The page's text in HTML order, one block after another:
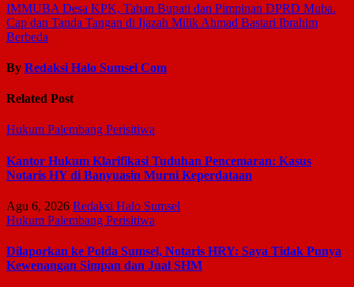
IMMUBA Desa KPK, Tahan Bupati dan Pimpinan DPRD Muba.
Cap dan Tanda Tangan di Ijazah Milik Ahmad Bastari Ibrahim
Berbeda
By Redaksi Halo Sumsel Com
Related Post
Hukum Palembang Perisitiwa
Kantor Hukum Klarifikasi Tuduhan Pencemaran: Kasus
Notaris HY di Banyuasin Murni Keperdataan
Agu 6, 2026 Redaksi Halo Sumsel
Hukum Palembang Perisitiwa
Dilaporkan ke Polda Sumsel, Notaris HRY: Saya Tidak Punya
Kewenangan Simpan dan Jual SHM